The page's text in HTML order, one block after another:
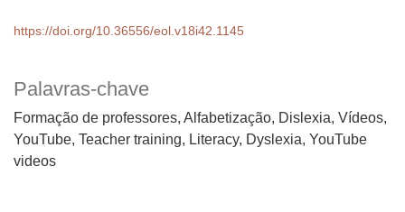
Palavras-chave
Formação de professores, Alfabetização, Dislexia, Vídeos,
YouTube Teacher training, Literacy, Dyslexia, YouTube
videos
https://doi.org/10.36556/eol.v18i42.1145